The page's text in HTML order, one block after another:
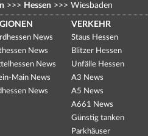
>>> Hessen >>> Wiesbaden
News
News
News
Main News
News
VERKEHR
Staus Hessen
Blitzer Hessen
Unfälle Hessen
A3 News
A5 News
A661 News
Günstig tanken
Parkhäuser